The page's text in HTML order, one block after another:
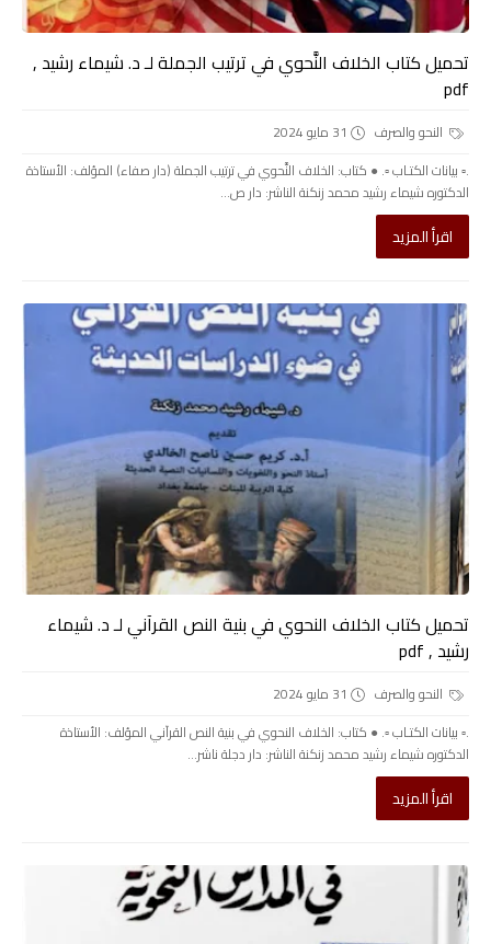
تحميل كتاب الخلاف النَّحوي في ترتيب الجملة لـ د. شيماء رشيد ,
pdf
النحو والصرف
31 مايو 2024
.▫️ بيانات الكتـاب ▫️. ● كتاب: الخلاف النَّحوي في ترتيب الجملة (دار صفاء) المؤلف: الأستاذة
الدكتوره شيماء رشيد محمد زنكنة الناشر: دار ص...
اقرأ المزيد
تحميل كتاب الخلاف النحوي في بنية النص القرآني لـ د. شيماء
رشيد , pdf
النحو والصرف
31 مايو 2024
.▫️ بيانات الكتـاب ▫️. ● كتاب: الخلاف النحوي في بنية النص القرآني المؤلف: الأستاذة
الدكتوره شيماء رشيد محمد زنكنة الناشر: دار دجلة ناشر...
اقرأ المزيد